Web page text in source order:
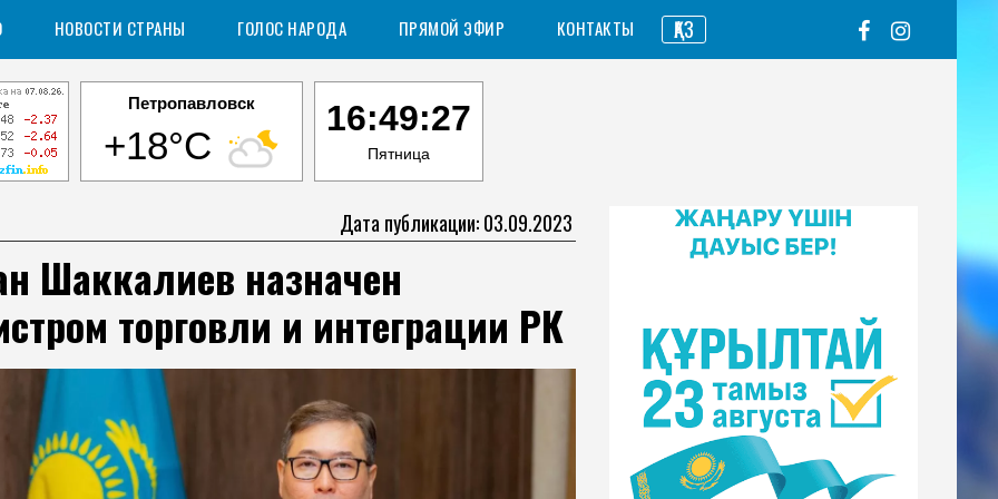
НОВОСТИ СТРАНЫ ГОЛОС НАРОДА ПРЯМОЙ ЭФИР КОНТАКТЫ ҚАЗ
Петропавловск
+18°C
16:49:28
Пятница
Дата публикации: 03.09.2023
Шаккалиев назначен
торговли и интеграции РК